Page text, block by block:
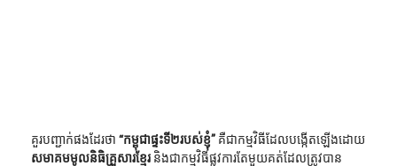
គួរបញ្ជាក់ផងដែរថា “កម្ពុជាផ្ទះទី២របស់ខ្ញុំ” គឺជាកម្មវិធីដែលបង្កើតឡើងដោយ
សមាគមមូលនិធិគ្រួសារខ្មែរ និងជាកម្មវិធីផ្លូវការតែមួយគត់ដែលត្រូវបាន